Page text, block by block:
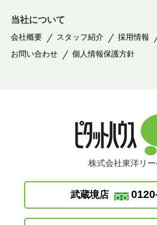
当社について
会社概要 スタッフ紹介 採用情報
お問い合わせ
個人情報保護方針
株式会社東洋リー
武蔵境店